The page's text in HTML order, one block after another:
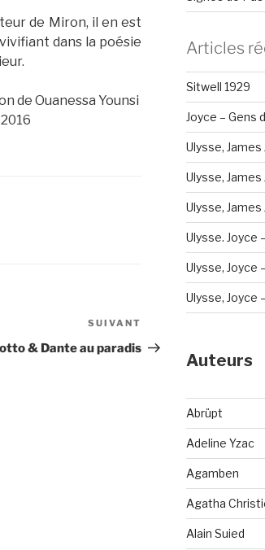
de Miron, il en est
dans la poésie
de Ouanessa Younsi
2016
suivant
SUIVANT
& Dante au paradis
Articles
Sitwell 1929
Joyce – Gens
Ulysse, James
Ulysse, James
Ulysse, James
Ulysse. Joyce
Ulysse, Joyce
Ulysse, Joyce
Auteurs
Abrüpt
Adeline Yzac
Agamben
Agatha
Alain Suied